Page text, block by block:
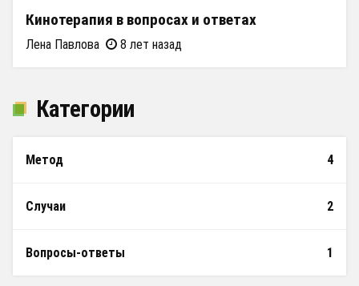
Кинотерапия в вопросах и ответах
Лена Павлова 8 лет назад
Категории
Метод 4
Случаи 2
Вопросы-ответы 1